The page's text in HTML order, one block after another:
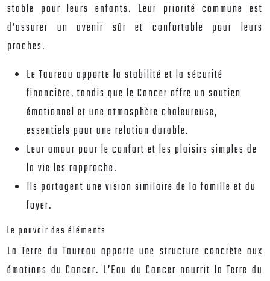
stable pour leurs enfants. Leur priorité commune est
d’assurer un avenir sûr et confortable pour leurs
proches.
Le Taureau apporte la stabilité et la sécurité
financière, tandis que le Cancer offre un soutien
émotionnel et une atmosphère chaleureuse,
essentiels pour une relation durable.
Leur amour pour le confort et les plaisirs simples de
la vie les rapproche.
Ils partagent une vision similaire de la famille et du
foyer.
Le pouvoir des éléments
La Terre du Taureau apporte une structure concrète aux
émotions du Cancer. L’Eau du Cancer nourrit la Terre du